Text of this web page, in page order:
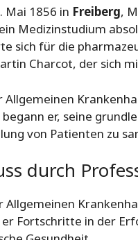
Mai 1856 in Freiberg,
Medizinstudium
sich für die
Charcot, der sich
Allgemeinen
er, seine
von Patienten zu
durch
Allgemeinen
Fortschritte in der